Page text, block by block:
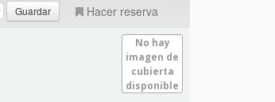
Hacer reserva
No hay
imagen de
cubierta
disponible